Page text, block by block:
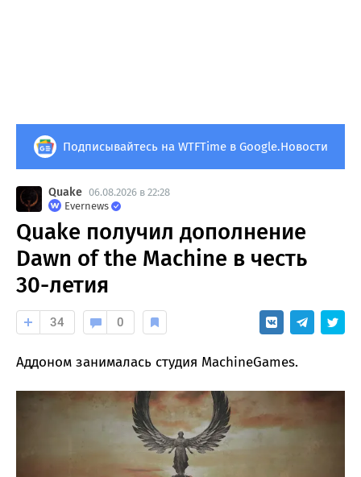
Подписывайтесь на WTFTime в Google.Новости
Quake 06.08.2026 в 22:28
Evernews
Quake получил дополнение
Dawn of the Machine в честь
30-летия
34 0
Аддоном занималась студия MachineGames.